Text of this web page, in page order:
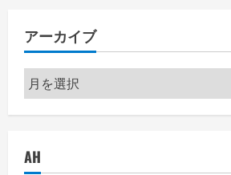
アーカイブ
ア
ー
ブ
AH